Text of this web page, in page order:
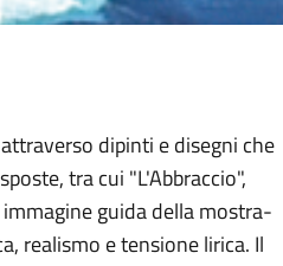
dipinti e disegni che
tra cui "L'Abbraccio",
guida della mostra-
realismo e tensione lirica. Il